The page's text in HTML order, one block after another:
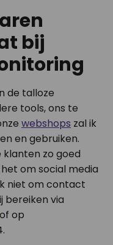
bij
de talloze
tools, ons te
webshops zal ik
en gebruiken.
klanten zo goed
om social media
niet om contact
bereiken via
of op